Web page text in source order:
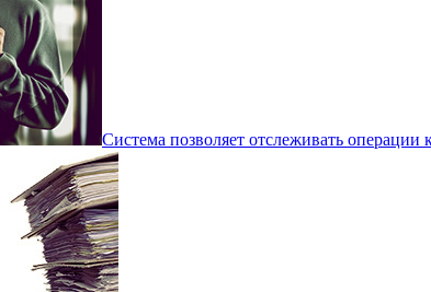
Система позволяет отслеживать операции